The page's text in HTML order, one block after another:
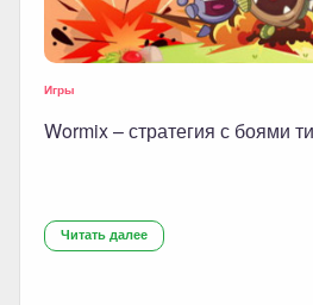
Игры
Wormix – стратегия с боями
Читать далее